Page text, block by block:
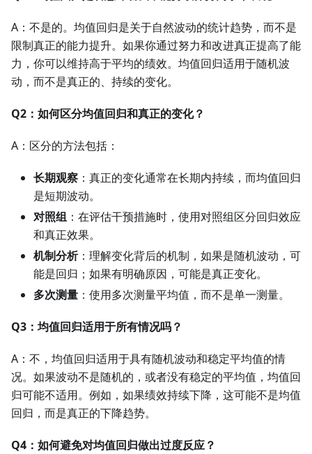
A：不是的。均值回归是关于自然波动的统计趋势，而不是
限制真正的能力提升。如果你通过努力和改进真正提高了能
力，你可以维持高于平均的绩效。均值回归适用于随机波
动，而不是真正的、持续的变化。
Q2：如何区分均值回归和真正的变化？
A：区分的方法包括：
长期观察 ：真正的变化通常在长期内持续，而均值回归
是短期波动。
对照组 ：在评估干预措施时，使用对照组区分回归效应
和真正效果。
机制分析：理解变化背后的机制，如果是随机波动，可
能是回归；如果有明确原因，可能是真正变化。
多次测量 ：使用多次测量平均值，而不是单一测量。
Q3：均值回归适用于所有情况吗？
A：不，均值回归适用于具有随机波动和稳定平均值的情
况。如果波动不是随机的，或者没有稳定的平均值，均值回
归可能不适用。例如，如果绩效持续下降，这可能不是均值
回归，而是真正的下降趋势。
Q4：如何避免对均值回归做出过度反应？